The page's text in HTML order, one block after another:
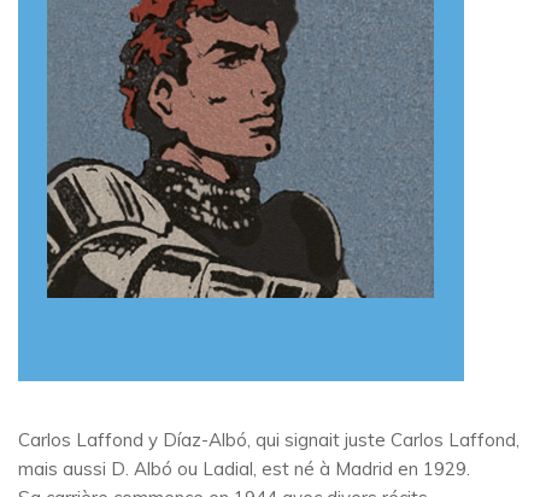
Carlos Laffond y Díaz-Albó, qui signait juste Carlos Laffond,
mais aussi D. Albó ou Ladial, est né à Madrid en 1929.